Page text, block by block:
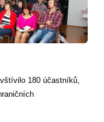
180 účastníků,